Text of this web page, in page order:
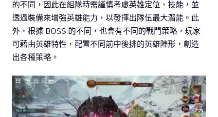
的不同，因此在組隊時需謹慎考慮英雄定位、技能，並
透過裝備來增強英雄能力，以發揮出隊伍最大潛能。此
外，根據 BOSS 的不同，也會有不同的戰鬥策略，玩家
可藉由英雄特性，配置不同前中後排的英雄陣形，創造
出各種策略。